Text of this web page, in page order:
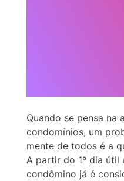
Quando se pensa na
condomínios, um
mente de todos é a
A partir do 1º dia útil
condômino já é